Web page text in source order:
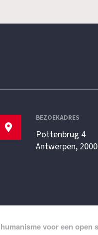
BEZOEKADRES
Pottenbrug 4
Antwerpen, 2000